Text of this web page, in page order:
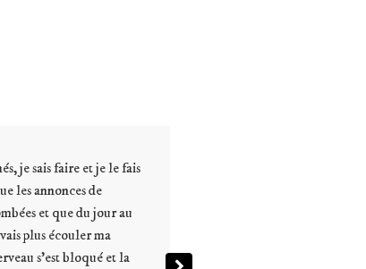
même, avec des valeurs qui sont les